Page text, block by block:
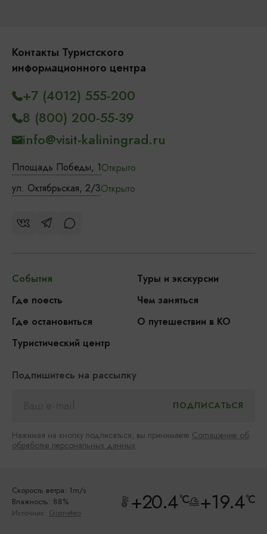
Контакты Туристского
информационного центра
Площадь Победы, 1Открыто
ул. Октябрьская, 2/3Открыто
+7 (4012) 555-200
8 (800) 200-55-39
info@visit-kaliningrad.ru
События
Туры и экскурсии
Где поесть
Чем заняться
Где остановиться
О путешествии в КО
Туристический центр
Подпишитесь на рассылку
Нажимая на кнопку подписаться, вы принимаете Соглашение об
обработке персональных данных
Скорость ветра: 1m/s
Влажность: 88%
Источник: Gismeteo +20.4°C +19.4°C